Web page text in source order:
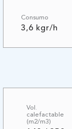
Consumo
3,6 kgr/h
Vol.
calefactable
(m2/m3)